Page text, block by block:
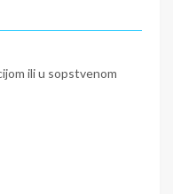
ili u sopstvenom